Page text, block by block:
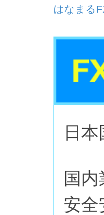
はなまる
日
国
安